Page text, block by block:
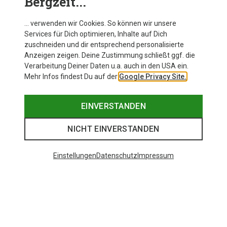
… verwenden wir Cookies. So können wir unsere
Services für Dich optimieren, Inhalte auf Dich
zuschneiden und dir entsprechend personalisierte
Anzeigen zeigen. Deine Zustimmung schließt ggf. die
Verarbeitung Deiner Daten u.a. auch in den USA ein.
Mehr Infos findest Du auf der Google Privacy Site.
EINVERSTANDEN
NICHT EINVERSTANDEN
EinstellungenDatenschutz Impressum